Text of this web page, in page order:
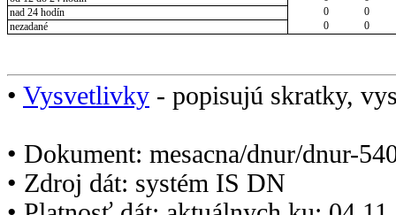
nad 24 hodín
0
0
nezadané
0 0
• Vysvetlivky - popisujú skratky,
• Dokument: mesacna/dnur/dnur-
• Zdroj dát: systém IS DN